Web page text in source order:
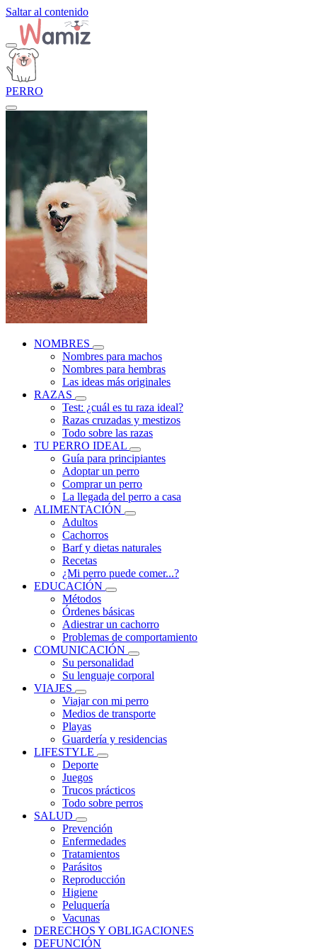
Saltar al contenido
PERRO
NOMBRES
Nombres para machos
Nombres para hembras
Las ideas más originales
RAZAS
Test: ¿cuál es tu raza ideal?
Razas cruzadas y mestizos
Todo sobre las razas
TU PERRO IDEAL
Guía para principiantes
Adoptar un perro
Comprar un perro
La llegada del perro a casa
ALIMENTACIÓN
Adultos
Cachorros
Barf y dietas naturales
Recetas
¿Mi perro puede comer...?
EDUCACIÓN
Métodos
Órdenes básicas
Adiestrar un cachorro
Problemas de comportamiento
COMUNICACIÓN
Su personalidad
Su lenguaje corporal
VIAJES
Viajar con mi perro
Medios de transporte
Playas
Guardería y residencias
LIFESTYLE
Deporte
Juegos
Trucos prácticos
Todo sobre perros
SALUD
Prevención
Enfermedades
Tratamientos
Parásitos
Reproducción
Higiene
Peluquería
Vacunas
DERECHOS Y OBLIGACIONES
DEFUNCIÓN